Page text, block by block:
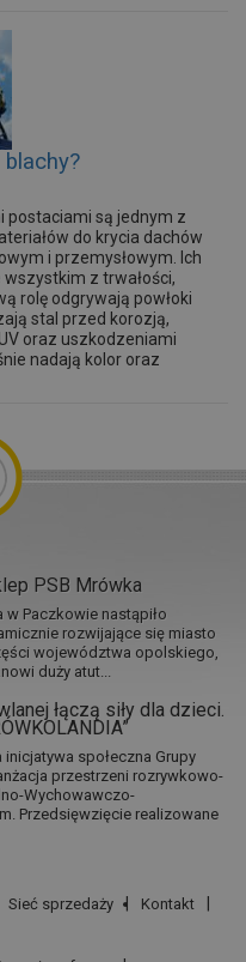
postaciami są jednym z
do krycia dachów
i przemysłowym. Ich
z trwałości,
rolę odgrywają powłoki
stal przed korozją,
oraz uszkodzeniami
nadają kolor oraz
PSB Mrówka
Paczkowie nastąpiło
rozwijające się miasto
województwa opolskiego,
duży atut...
łączą siły dla dzieci.
inicjatywa społeczna Grupy
przestrzeni rozrywkowo-
Wychowawczo-
Przedsięwzięcie realizowane
Sieć sprzedaży
Kontakt